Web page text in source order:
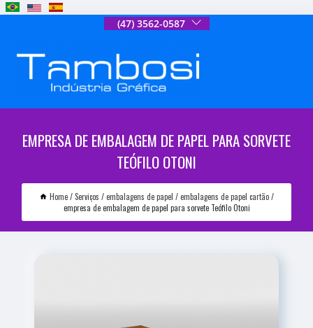
(47) 3562-0587
EMPRESA DE EMBALAGEM DE PAPEL PARA SORVETE
TEÓFILO OTONI
Home Serviços embalagens de papel
embalagens de papel cartão
empresa de embalagem de papel para sorvete Teófilo Otoni